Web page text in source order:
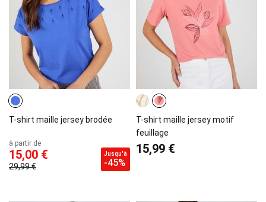
T-shirt maille jersey brodée
à partir de
15,00 €
29,99 €
Jusqu'à
-45%
T-shirt maille jersey motif
feuillage
15,99 €